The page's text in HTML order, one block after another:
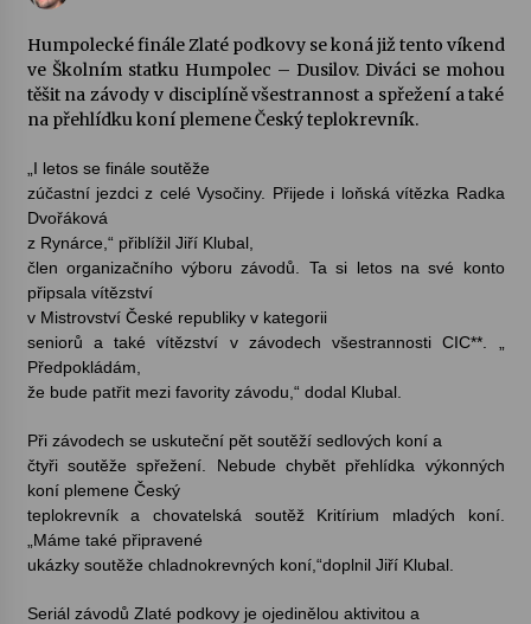
Pozvánka na integrační festival Quijotova
šedesátka: 28. 7.–1. 8. 2026
28. 7. 2026
Jenakaši
28. 7. 2026
Votavžatský ploty
22. 7. 2026
17. 7. 2026
14. 7. 2026
Humpolecké finále Zlaté podkovy se koná již tento víkend
ve Školním statku Humpolec – Dusilov. Diváci se mohou
těšit na závody v disciplíně všestrannost a spřežení a také
na přehlídku koní plemene Český teplokrevník.
„I letos se finále soutěže
zúčastní jezdci z celé Vysočiny. Přijede i loňská vítězka Radka
Dvořáková
z Rynárce,“ přiblížil Jiří Klubal,
člen organizačního výboru závodů. Ta si letos na své konto
připsala vítězství
v Mistrovství České republiky v kategorii
seniorů a také vítězství v závodech všestrannosti CIC**. „
Předpokládám,
že bude patřit mezi favority závodu,“ dodal Klubal.
Při závodech se uskuteční pět soutěží sedlových koní a
čtyři soutěže spřežení. Nebude chybět přehlídka výkonných
koní plemene Český
teplokrevník a chovatelská soutěž Kritírium mladých koní.
„Máme také připravené
ukázky soutěže chladnokrevných koní,“doplnil Jiří Klubal.
Seriál závodů Zlaté podkovy je ojedinělou aktivitou a